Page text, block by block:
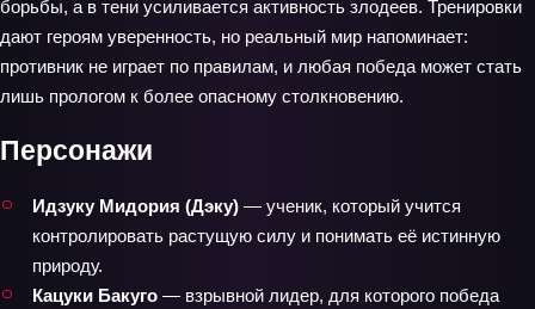
борьбы, а в тени усиливается активность злодеев. Тренировки
дают героям уверенность, но реальный мир напоминает:
противник не играет по правилам, и любая победа может стать
лишь прологом к более опасному столкновению.
Персонажи
Идзуку Мидория (Дэку) — ученик, который учится
контролировать растущую силу и понимать её истинную
природу.
Кацуки Бакуго — взрывной лидер, для которого победа